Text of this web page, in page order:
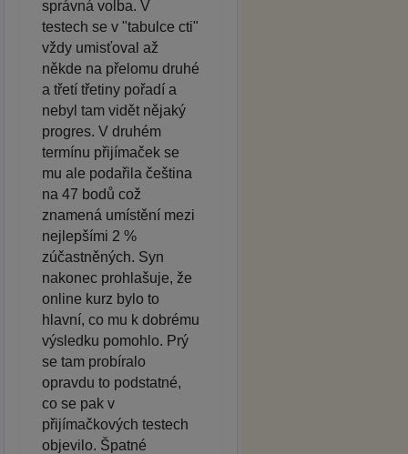
správná volba. V
testech se v "tabulce cti"
vždy umisťoval až
někde na přelomu druhé
a třetí třetiny pořadí a
nebyl tam vidět nějaký
progres. V druhém
termínu přijímaček se
mu ale podařila čeština
na 47 bodů což
znamená umístění mezi
nejlepšími 2 %
zúčastněných. Syn
nakonec prohlašuje, že
online kurz bylo to
hlavní, co mu k dobrému
výsledku pomohlo. Prý
se tam probíralo
opravdu to podstatné,
co se pak v
přijímačkových testech
objevilo. Špatné